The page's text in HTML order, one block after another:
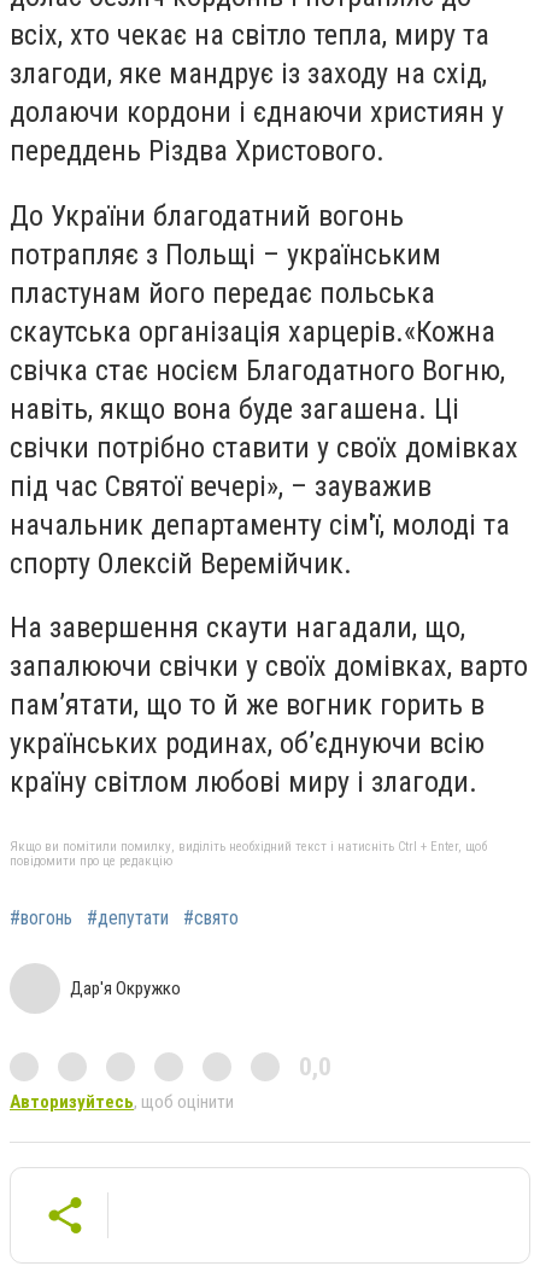
всіх, хто чекає на світло тепла, миру та
злагоди, яке мандрує із заходу на схід,
долаючи кордони і єднаючи християн у
переддень Різдва Христового.
До України благодатний вогонь
потрапляє з Польщі – українським
пластунам його передає польська
скаутська організація харцерів.«Кожна
свічка стає носієм Благодатного Вогню,
навіть, якщо вона буде загашена. Ці
свічки потрібно ставити у своїх домівках
під час Святої вечері», – зауважив
начальник департаменту сім'ї, молоді та
спорту Олексій Веремійчик.
На завершення скаути нагадали, що,
запалюючи свічки у своїх домівках, варто
пам’ятати, що то й же вогник горить в
українських родинах, об’єднуючи всію
країну світлом любові миру і злагоди.
Якщо ви помітили помилку, виділіть необхідний текст і натисніть Ctrl + Enter, щоб
повідомити про це редакцію
#вогонь #депутати #свято
Дар'я Окружко
0,0
Авторизуйтесь, щоб оцінити